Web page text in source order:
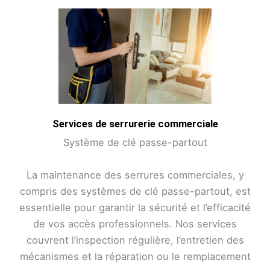
Services de serrurerie commerciale
Système de clé passe-partout
La maintenance des serrures commerciales, y
compris des systèmes de clé passe-partout, est
essentielle pour garantir la sécurité et l’efficacité
de vos accès professionnels. Nos services
couvrent l’inspection régulière, l’entretien des
mécanismes et la réparation ou le remplacement